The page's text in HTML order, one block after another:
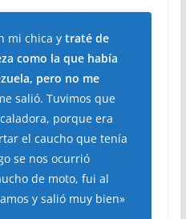
mi chica y traté de
como la que había
pero no me
salió. Tuvimos que
porque era
el caucho que tenía
se nos ocurrió
de moto, fui al
y salió muy bien»